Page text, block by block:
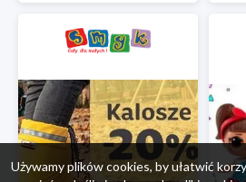
Używamy plików cookies, by ułatwić